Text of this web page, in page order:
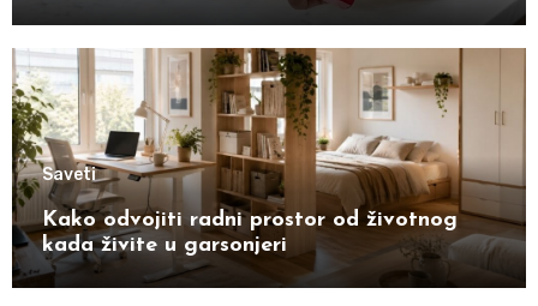
Saveti
Kako odvojiti radni prostor od životnog
kada živite u garsonjeri